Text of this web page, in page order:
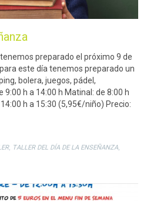
preparado el próximo 9 de
este día tenemos preparado un
bolera, juegos, pádel,
h a 14:00 h Matinal: de 8:00 h
h a 15:30 (5,95€/niño) Precio:
, TALLER DEL DÍA DE LA ENSEÑANZA